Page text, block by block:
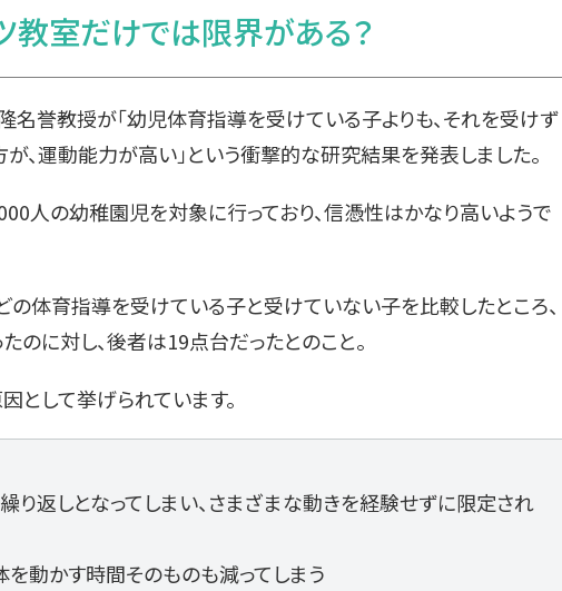
教室だけでは限界がある？
名誉教授が「幼児体育指導を受けている子よりも、それを受けず
、運動能力が高い」という衝撃的な研究結果を発表しました。
人の幼稚園児を対象に行っており、信憑性はかなり高いようで
の体育指導を受けている子と受けていない子を比較したところ、
に対し、後者は19点台だったとのこと。
として挙げられています。
り返しとなってしまい、さまざまな動きを経験せずに限定され
を動かす時間そのものも減ってしまう